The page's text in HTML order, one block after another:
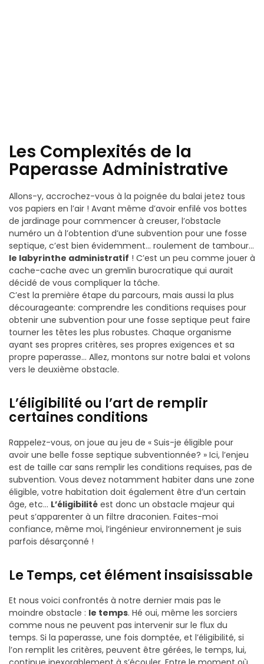
Les Complexités de la
Paperasse Administrative
Allons-y, accrochez-vous à la poignée du balai jetez tous
vos papiers en l’air ! Avant même d’avoir enfilé vos bottes
de jardinage pour commencer à creuser, l’obstacle
numéro un à l’obtention d’une subvention pour une fosse
septique, c’est bien évidemment… roulement de tambour…
le labyrinthe administratif ! C’est un peu comme jouer à
cache-cache avec un gremlin burocratique qui aurait
décidé de vous compliquer la tâche.
C’est la première étape du parcours, mais aussi la plus
décourageante: comprendre les conditions requises pour
obtenir une subvention pour une fosse septique peut faire
tourner les têtes les plus robustes. Chaque organisme
ayant ses propres critères, ses propres exigences et sa
propre paperasse… Allez, montons sur notre balai et volons
vers le deuxième obstacle.
L’éligibilité ou l’art de remplir
certaines conditions
Rappelez-vous, on joue au jeu de « Suis-je éligible pour
avoir une belle fosse septique subventionnée? » Ici, l’enjeu
est de taille car sans remplir les conditions requises, pas de
subvention. Vous devez notamment habiter dans une zone
éligible, votre habitation doit également être d’un certain
âge, etc… L’éligibilité est donc un obstacle majeur qui
peut s’apparenter à un filtre draconien. Faites-moi
confiance, même moi, l’ingénieur environnement je suis
parfois désarçonné !
Le Temps, cet élément insaisissable
Et nous voici confrontés à notre dernier mais pas le
moindre obstacle : le temps. Hé oui, même les sorciers
comme nous ne peuvent pas intervenir sur le flux du
temps. Si la paperasse, une fois domptée, et l’éligibilité, si
l’on remplit les critères, peuvent être gérées, le temps, lui,